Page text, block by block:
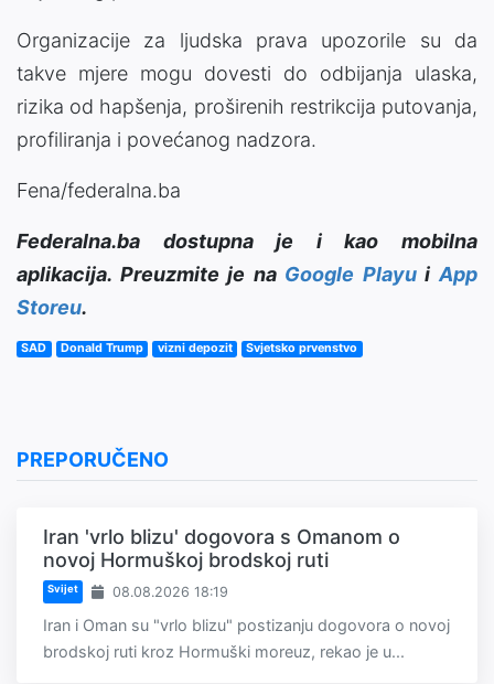
Organizacije za ljudska prava upozorile su da
takve mjere mogu dovesti do odbijanja ulaska,
rizika od hapšenja, proširenih restrikcija putovanja,
profiliranja i povećanog nadzora.
Fena/federalna.ba
Federalna.ba dostupna je i kao mobilna
aplikacija. Preuzmite je na Google PlayuiApp
Storeu.
SAD Donald Trump vizni depozit Svjetsko prvenstvo
PREPORUČENO
Iran 'vrlo blizu' dogovora s Omanom o
novoj Hormuškoj brodskoj ruti
Svijet 08.08.2026 18:19
Iran i Oman su "vrlo blizu" postizanju dogovora o novoj
brodskoj ruti kroz Hormuški moreuz, rekao je u...